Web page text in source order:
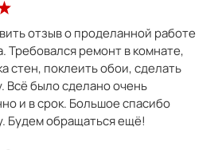
отзыв о проделанной работе
Требовался ремонт в комнате,
стен, поклеить обои, сделать
Всё было сделано очень
Большое спасибо
Будем обращаться ещё!